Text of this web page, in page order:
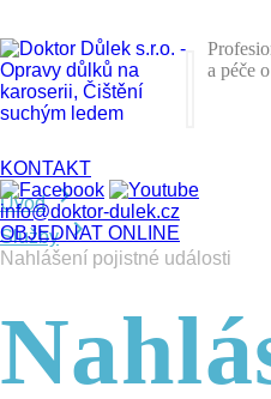
a péče
KONTAKT
info@doktor-dulek.cz
OBJEDNAT ONLINE
Úvod chevron_right
Služby chevron_right
Nahlášení pojistné události